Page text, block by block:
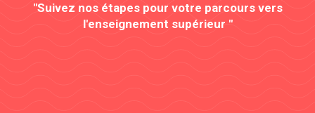
"Suivez nos étapes pour votre parcours vers
l'enseignement supérieur "